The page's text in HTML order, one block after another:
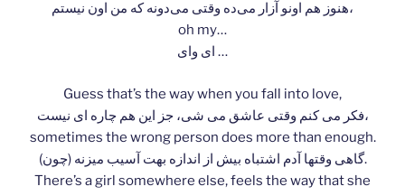
هنوز هم اونو آزار می‌ده وقتی می‌دونه که من اون نیستم،
oh my…
ای وای …
Guess that’s the way when you fall into love,
فکر می کنم وقتی عاشق می شی، جز این هم چاره ای نیست،
sometimes the wrong person does more than enough.
(چون) گاهی وقتها آدم اشتباه بیش از اندازه بهت آسیب میزنه.
There’s a girl somewhere else, feels the way that she